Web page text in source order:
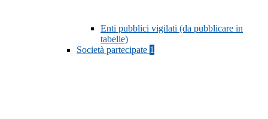
Enti pubblici vigilati (da pubblicare in
tabelle)
Società partecipate 1